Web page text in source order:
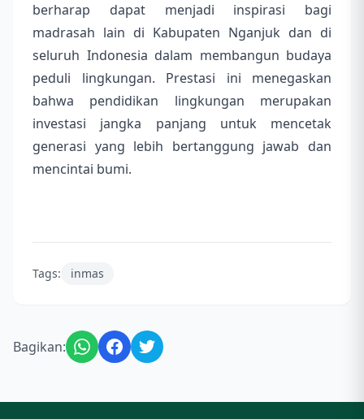
berharap dapat menjadi inspirasi bagi
madrasah lain di Kabupaten Nganjuk dan di
seluruh Indonesia dalam membangun budaya
peduli lingkungan. Prestasi ini menegaskan
bahwa pendidikan lingkungan merupakan
investasi jangka panjang untuk mencetak
generasi yang lebih bertanggung jawab dan
mencintai bumi.
Tags: inmas
Bagikan: